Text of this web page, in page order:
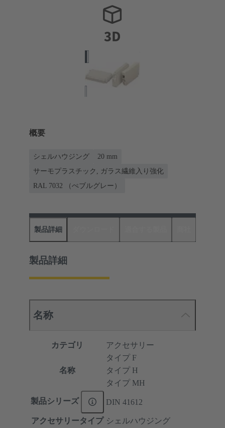
概要
シェルハウジング
20 mm
サーモプラスチック, ガラス繊維入り強化
RAL 7032 （ぺブルグレー）
製品詳細
製品詳細
名称
カテゴリ アクセサリー
名称
タイプ F
タイプ H
タイプ MH
製品シリーズ DIN 41612
アクセサリータイプ シェルハウジング